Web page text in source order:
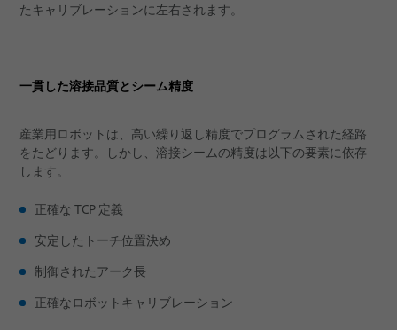
たキャリブレーションに左右されます。
一貫した溶接品質とシーム精度
産業用ロボットは、高い繰り返し精度でプログラムされた経路
をたどります。しかし、溶接シームの精度は以下の要素に依存
します。
正確な TCP 定義
安定したトーチ位置決め
制御されたアーク長
正確なロボットキャリブレーション